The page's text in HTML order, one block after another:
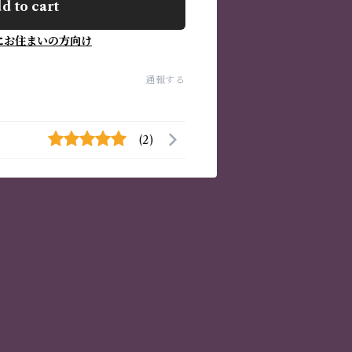
to cart
お住まいの方向け
通報する
(2)